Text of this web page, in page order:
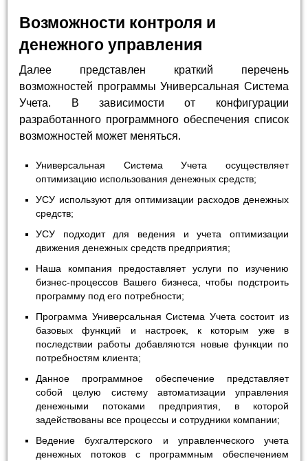
Возможности контроля и
денежного управления
Далее представлен краткий перечень
возможностей программы Универсальная Система
Учета. В зависимости от конфигурации
разработанного программного обеспечения список
возможностей может меняться.
Универсальная Система Учета осуществляет
оптимизацию использования денежных средств;
УСУ используют для оптимизации расходов денежных
средств;
УСУ подходит для ведения и учета оптимизации
движения денежных средств предприятия;
Наша компания предоставляет услуги по изучению
бизнес-процессов Вашего бизнеса, чтобы подстроить
программу под его потребности;
Программа Универсальная Система Учета состоит из
базовых функций и настроек, к которым уже в
последствии работы добавляются новые функции по
потребностям клиента;
Данное программное обеспечение представляет
собой целую систему автоматизации управления
денежными потоками предприятия, в которой
задействованы все процессы и сотрудники компании;
Ведение бухгалтерского и управленческого учета
денежных потоков с программным обеспечением